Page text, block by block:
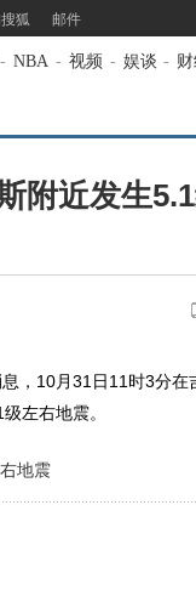
狐 邮件
- NBA - 视频 - 娱谈 -
附近发生
10月31日11时3分在
左右地震。
地震